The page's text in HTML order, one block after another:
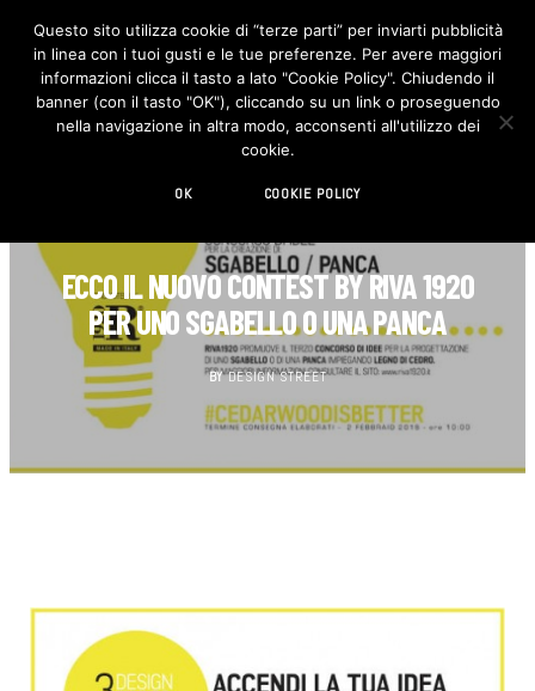
F
c
e
b
o
I
n
s
t
ECCO IL NUOVO CONTEST BY RIVA 1920
PER UNO SGABELLO O UNA PANCA
BY DESIGN STREET
Questo sito utilizza cookie di “terze parti” per inviarti pubblicità
in linea con i tuoi gusti e le tue preferenze. Per avere maggiori
informazioni clicca il tasto a lato "Cookie Policy". Chiudendo il
banner (con il tasto "OK"), cliccando su un link o proseguendo
nella navigazione in altra modo, acconsenti all'utilizzo dei
cookie.
OK COOKIE POLICY